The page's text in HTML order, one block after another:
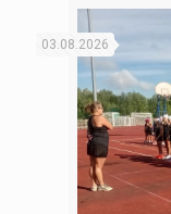
03.08.2026